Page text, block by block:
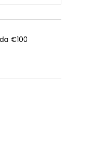
€100